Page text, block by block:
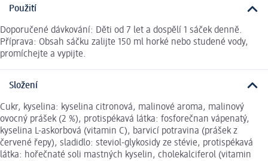
Použití
Doporučené dávkování: Děti od 7 let a dospělí 1 sáček denně.
Příprava: Obsah sáčku zalijte 150 ml horké nebo studené vody,
promíchejte a vypijte.
Složení
Cukr, kyselina: kyselina citronová, malinové aroma, malinový
ovocný prášek (2 %), protispékavá látka: fosforečnan vápenatý,
kyselina L-askorbová (vitamin C), barvicí potravina (prášek z
červené řepy), sladidlo: steviol-glykosidy ze stévie, protispékavá
látka: hořečnaté soli mastných kyselin, cholekalciferol (vitamin